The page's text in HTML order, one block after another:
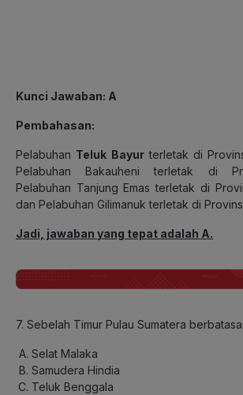
Kunci Jawaban: A
Pembahasan:
Pelabuhan Teluk Bayurterletak di
Pelabuhan Bakauheni terletak di
Pelabuhan Tanjung Emas terletak di
dan Pelabuhan Gilimanuk terletak di
Jadi, jawaban yang tepat adalah A.
7. Sebelah Timur Pulau Sumatera
Selat Malaka
Samudera Hindia
Teluk Benggala